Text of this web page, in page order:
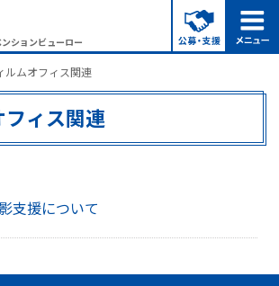
ションビューロー
ルムオフィス関連
ィス関連
支援について